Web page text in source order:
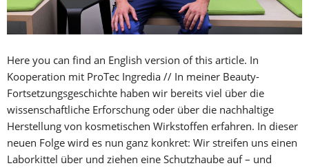
Here you can find an English version of this article. In
Kooperation mit ProTec Ingredia // In meiner Beauty-
Fortsetzungsgeschichte haben wir bereits viel über die
wissenschaftliche Erforschung oder über die nachhaltige
Herstellung von kosmetischen Wirkstoffen erfahren. In dieser
neuen Folge wird es nun ganz konkret: Wir streifen uns einen
Laborkittel über und ziehen eine Schutzhaube auf – und